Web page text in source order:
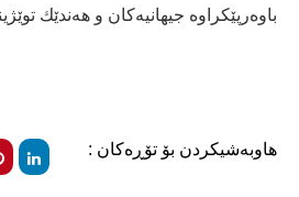
باوەرپێكراوە جیهانیەكان و هەندێك
هاوبەشیکردن بۆ تۆڕەکان :